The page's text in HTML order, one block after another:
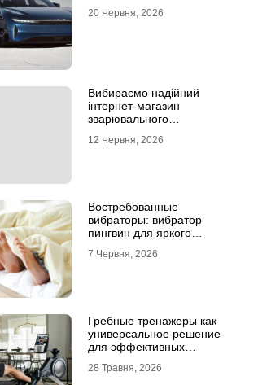
20 Червня, 2026
Вибираємо надійний
інтернет-магазин
зварювального
12 Червня, 2026
Востребованные
вибраторы: вибратор
пингвин для яркого
7 Червня, 2026
Гребные тренажеры как
универсальное решение
для эффективных
28 Травня, 2026